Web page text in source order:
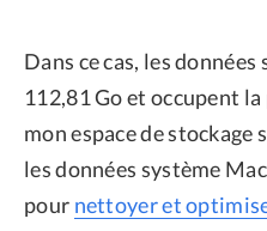
Dans ce cas, les
112,81 Go et occupent
mon espace de stockage
les données système
pour nettoyer et